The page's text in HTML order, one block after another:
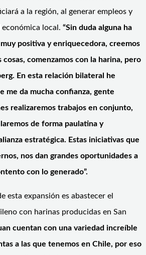
a la región, al generar empleos y
local. “Sin duda alguna ha
positiva y enriquecedora, creemos
cosas, comenzamos con la harina, pero
En esta relación bilateral he
me da mucha confianza, gente
realizaremos trabajos en conjunto,
de forma paulatina y
estratégica. Estas iniciativas que
nos dan grandes oportunidades a
con lo generado”.
esta expansión es abastecer el
con harinas producidas en San
cuentan con una variedad increíble
a las que tenemos en Chile, por eso